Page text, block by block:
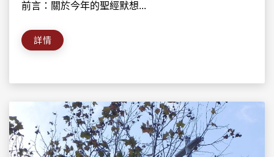
前言：關於今年的聖經默想...
詳情